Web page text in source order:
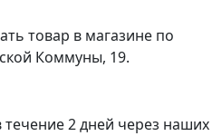
товар в магазине по
Коммуны, 19.
течение 2 дней через наших